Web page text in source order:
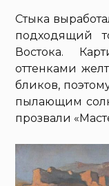
Стыка
подходящий
Востока.
оттенками
бликов,
пылающим
прозвали